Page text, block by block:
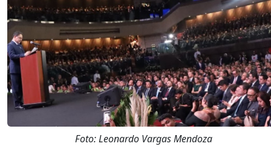
Foto: Leonardo Vargas Mendoza